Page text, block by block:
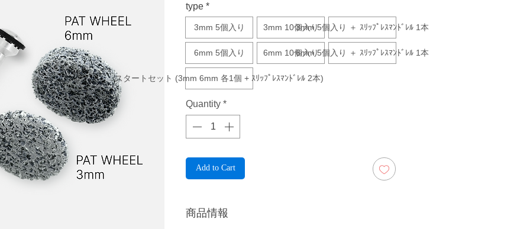
type *
3mm 5個入り 3mm 10個入り3mm 5個入り ＋ ｽﾘｯﾌﾟﾚｽﾏﾝﾄﾞﾚﾙ 1本
6mm 5個入り 6mm 10個入り6mm 5個入り ＋ ｽﾘｯﾌﾟﾚｽﾏﾝﾄﾞﾚﾙ 1本
スタートセット (3mm 6mm 各1個 + ｽﾘｯﾌﾟﾚｽﾏﾝﾄﾞﾚﾙ 2本)
Quantity *
Add to Cart
商品情報